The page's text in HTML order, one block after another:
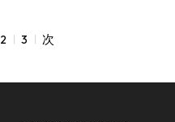
2 | 3 | 次